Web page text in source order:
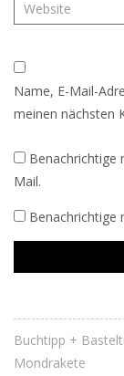
Name, E-Mail-
meinen nächsten
Benachrichtige
Mail.
Benachrichtige
Buchtipp +
Mondrakete